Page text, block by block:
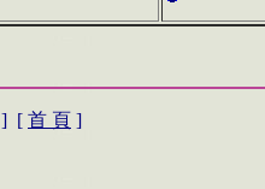
] [ 首 頁 ]